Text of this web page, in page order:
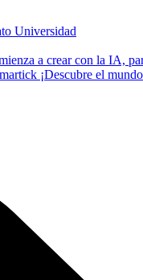
Universidad
a crear con la IA,
¡Descubre el